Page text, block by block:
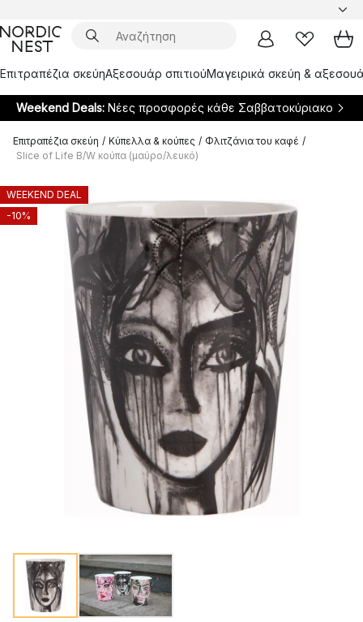
Επιτραπέζια σκεύηΑξεσουάρ σπιτιούΜαγειρικά σκεύη &
Weekend Deals: Νέες προσφορές κάθε Σαββατοκύριακο
Επιτραπέζια σκεύη / Κύπελλα & κούπες / Φλιτζάνια του καφέ /
Slice of Life B/W κούπα (μαύρο/λευκό)
WEEKEND DEAL
-10%